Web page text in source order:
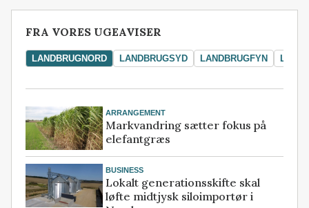
FRA VORES UGEAVISER
LANDBRUGNORD LANDBRUGSYD LANDBRUGFYN
ARRANGEMENT
Markvandring sætter fokus på
elefantgræs
BUSINESS
Lokalt generationsskifte skal
løfte midtjysk siloimportør i